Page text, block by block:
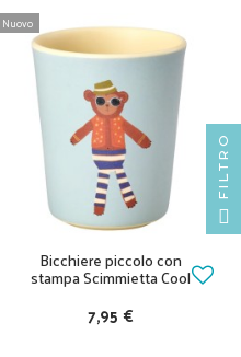
Nuovo
Bicchiere piccolo con
stampa Scimmietta Cool
7,95 €
FILTRO